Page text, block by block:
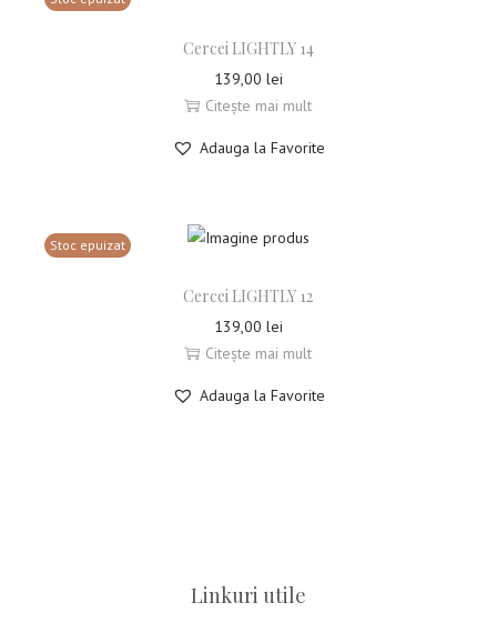
Cercei LIGHTLY 14
139,00 lei
Citește mai mult
Adauga la Favorite
Stoc epuizat
Cercei LIGHTLY 12
139,00 lei
Citește mai mult
Adauga la Favorite
Linkuri utile